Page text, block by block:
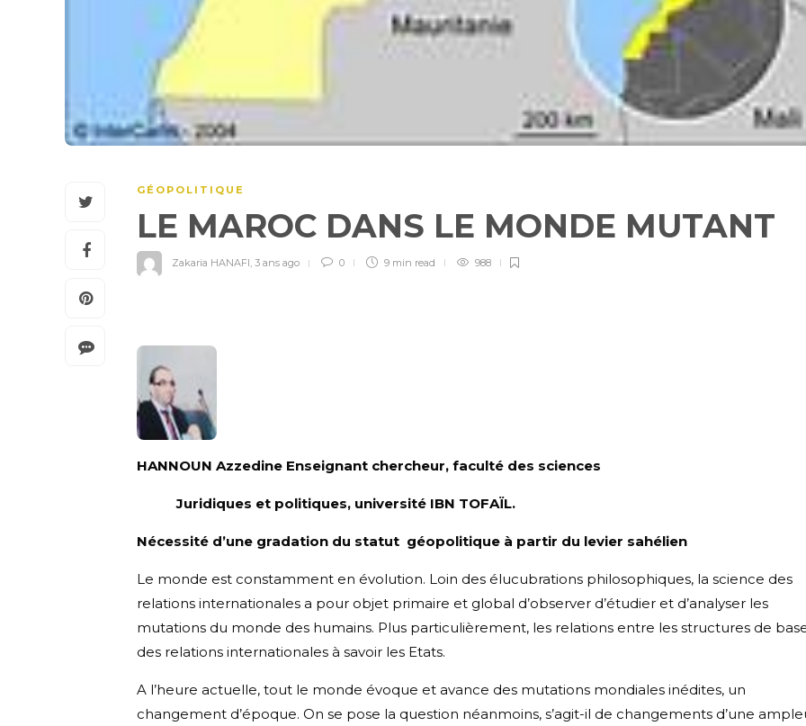
GÉOPOLITIQUE
LE MAROC DANS LE MONDE MUTANT
Zakaria HANAFI, 3 ans ago 0 9 min read 988
HANNOUN Azzedine Enseignant chercheur, faculté des sciences
Juridiques et politiques, université IBN TOFAÏL.
Nécessité d’une gradation du statut géopolitique à partir du levier sahélien
Le monde est constamment en évolution. Loin des élucubrations philosophiques, la science des
relations internationales a pour objet primaire et global d’observer d’étudier et d’analyser les
mutations du monde des humains. Plus particulièrement, les relations entre les structures de
des relations internationales à savoir les Etats.
A l’heure actuelle, tout le monde évoque et avance des mutations mondiales inédites, un
changement d’époque. On se pose la question néanmoins, s’agit-il de changements d’une